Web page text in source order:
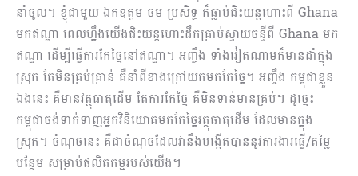
នាំចូល។ ខ្ញុំជាមួយ ឯកឧត្ដម ចម ប្រសិទ្ធ ក៏ធ្លាប់ជិះយន្តហោះពី Ghana
មកឥណ្ឌា ពេលហ្នឹងយើងជិះយន្តហោះដឹកគ្រាប់ស្វាយចន្ទីពី Ghana មក
ឥណ្ឌា ដើម្បីធ្វើការកែច្នៃនៅឥណ្ឌា។ អញ្ចឹង ទាំងវៀតណាមក៏មានដាំក្នុង
ស្រុក តែមិនគ្រប់គ្រាន់ គឺនាំពីខាងក្រៅយកមកកែច្នៃ។ អញ្ចឹង កម្ពុជាខ្លួន
ឯងនេះ គឺមានវត្ថុធាតុដើម តែការកែច្នៃ គឺមិនទាន់មានគ្រប់។ ដូច្នេះ
កម្ពុជាចង់​ទាក់ទាញអ្នកវិនិយោគមកកែច្នៃវត្ថុធាតុដើម ដែលមានក្នុង
ស្រុក។ ចំណុចនេះ គឺជាចំណុចដែលវានឹងបង្កើតបាននូវការងារធ្វើ/តម្លៃ
បន្ថែម សម្រាប់ផលិតកម្មរបស់យើង។